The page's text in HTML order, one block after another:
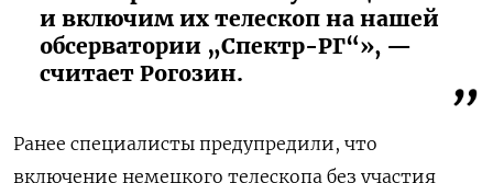
и включим их телескоп на нашей
обсерватории „Спектр-РГ“», —
считает Рогозин.
Ранее специалисты предупредили, что
включение немецкого телескопа без участия